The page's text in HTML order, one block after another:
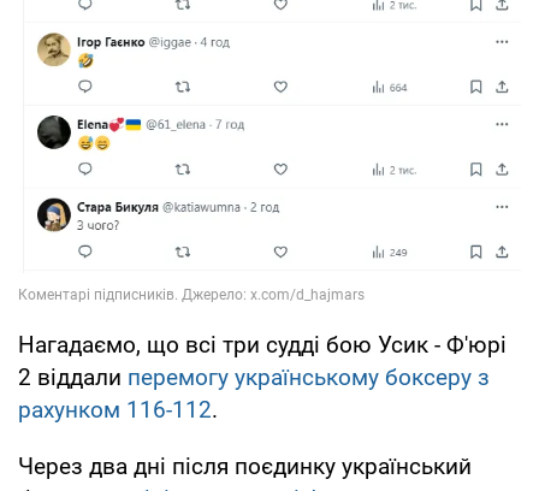
Нагадаємо, що всі три судді бою Усик - Ф'юрі
2 віддали перемогу українському боксеру з
рахунком 116-112.
Через два дні після поєдинку український